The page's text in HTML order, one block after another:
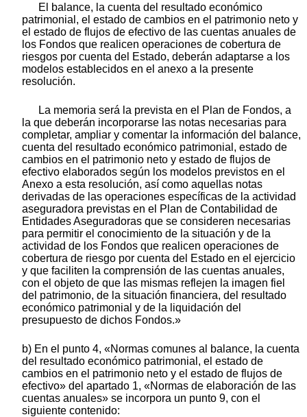
El balance, la cuenta del resultado económico
patrimonial, el estado de cambios en el patrimonio neto y
el estado de flujos de efectivo de las cuentas anuales de
los Fondos que realicen operaciones de cobertura de
riesgos por cuenta del Estado, deberán adaptarse a los
modelos establecidos en el anexo a la presente
resolución.
La memoria será la prevista en el Plan de Fondos, a
la que deberán incorporarse las notas necesarias para
completar, ampliar y comentar la información del balance,
cuenta del resultado económico patrimonial, estado de
cambios en el patrimonio neto y estado de flujos de
efectivo elaborados según los modelos previstos en el
Anexo a esta resolución, así como aquellas notas
derivadas de las operaciones específicas de la actividad
aseguradora previstas en el Plan de Contabilidad de
Entidades Aseguradoras que se consideren necesarias
para permitir el conocimiento de la situación y de la
actividad de los Fondos que realicen operaciones de
cobertura de riesgo por cuenta del Estado en el ejercicio
y que faciliten la comprensión de las cuentas anuales,
con el objeto de que las mismas reflejen la imagen fiel
del patrimonio, de la situación financiera, del resultado
económico patrimonial y de la liquidación del
presupuesto de dichos Fondos.»
b) En el punto 4, «Normas comunes al balance, la cuenta
del resultado económico patrimonial, el estado de
cambios en el patrimonio neto y el estado de flujos de
efectivo» del apartado 1, «Normas de elaboración de las
cuentas anuales» se incorpora un punto 9, con el
siguiente contenido: